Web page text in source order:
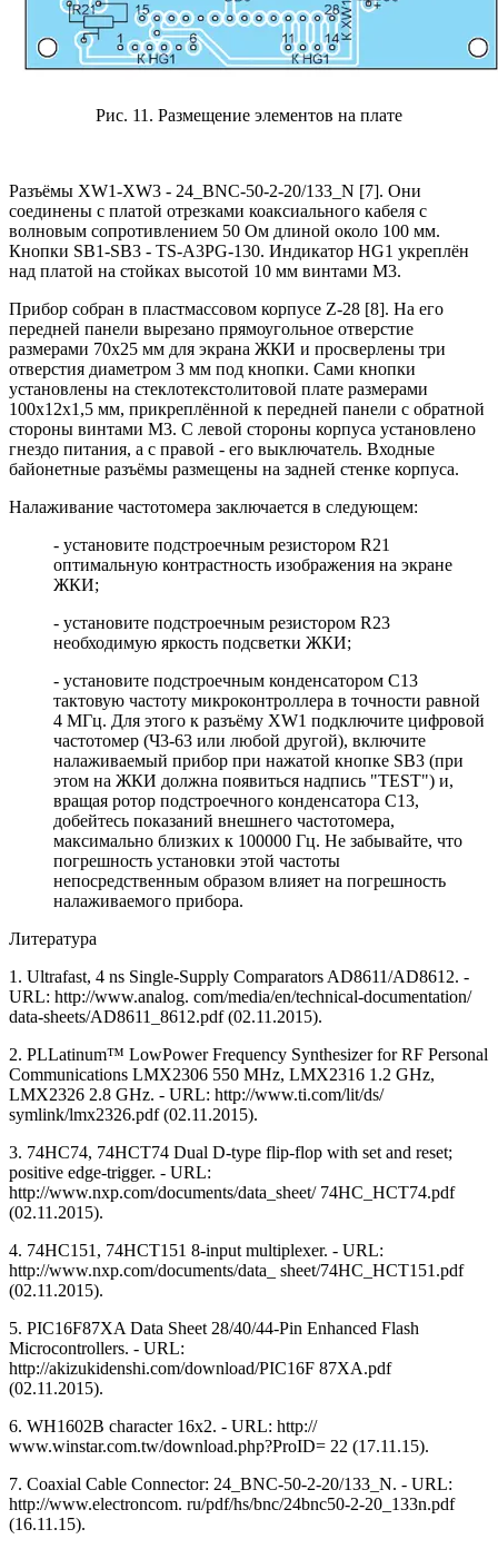
Рис. 11. Размещение элементов на плате
Разъёмы XW1-XW3 - 24_BNC-50-2-20/133_N [7]. Они
соединены с платой отрезками коаксиального кабеля с
волновым сопротивлением 50 Ом длиной около 100 мм.
Кнопки SB1-SB3 - TS-A3PG-130. Индикатор HG1 укреплён
над платой на стойках высотой 10 мм винтами М3.
Прибор собран в пластмассовом корпусе Z-28 [8]. На его
передней панели вырезано прямоугольное отверстие
размерами 70x25 мм для экрана ЖКИ и просверлены три
отверстия диаметром 3 мм под кнопки. Сами кнопки
установлены на стеклотекстолитовой плате размерами
100x12x1,5 мм, прикреплённой к передней панели с обратной
стороны винтами M3. С левой стороны корпуса установлено
гнездо питания, а с правой - его выключатель. Входные
байонетные разъёмы размещены на задней стенке корпуса.
Налаживание частотомера заключается в следующем:
- установите подстроечным резистором R21
оптимальную контрастность изображения на экране
ЖКИ;
- установите подстроечным резистором R23
необходимую яркость подсветки ЖКИ;
- установите подстроечным конденсатором C13
тактовую частоту микроконтроллера в точности равной
4 МГц. Для этого к разъёму XW1 подключите цифровой
частотомер (Ч3-63 или любой другой), включите
налаживаемый прибор при нажатой кнопке SB3 (при
этом на ЖКИ должна появиться надпись "TEST") и,
вращая ротор подстроечного конденсатора C13,
добейтесь показаний внешнего частотомера,
максимально близких к 100000 Гц. Не забывайте, что
погрешность установки этой частоты
непосредственным образом влияет на погрешность
налаживаемого прибора.
Литература
1. Ultrafast, 4 ns Single-Supply Comparators AD8611/AD8612. -
URL: http://www.analog. com/media/en/technical-documentation/
data-sheets/AD8611_8612.pdf (02.11.2015).
2. PLLatinum™ LowPower Frequency Synthesizer for RF Personal
Communications LMX2306 550 MHz, LMX2316 1.2 GHz,
LMX2326 2.8 GHz. - URL: http://www.ti.com/lit/ds/
symlink/lmx2326.pdf (02.11.2015).
3. 74HC74, 74HCT74 Dual D-type flip-flop with set and reset;
positive edge-trigger. - URL:
http://www.nxp.com/documents/data_sheet/ 74HC_HCT74.pdf
(02.11.2015).
4. 74HC151, 74HCT151 8-input multiplexer. - URL:
http://www.nxp.com/documents/data_ sheet/74HC_HCT151.pdf
(02.11.2015).
5. PIC16F87XA Data Sheet 28/40/44-Pin Enhanced Flash
Microcontrollers. - URL:
http://akizukidenshi.com/download/PIC16F 87XA.pdf
(02.11.2015).
6. WH1602B character 16x2. - URL: http://
www.winstar.com.tw/download.php?ProID= 22 (17.11.15).
7. Coaxial Cable Connector: 24_BNC-50-2-20/133_N. - URL:
http://www.electroncom. ru/pdf/hs/bnc/24bnc50-2-20_133n.pdf
(16.11.15).